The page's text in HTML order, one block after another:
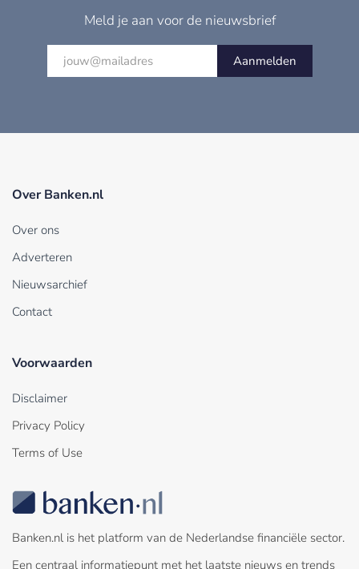
Meld je aan voor de nieuwsbrief
Aanmelden
Over Banken.nl
Over ons
Adverteren
Nieuwsarchief
Contact
Voorwaarden
Disclaimer
Privacy Policy
Terms of Use
Banken.nl is het platform van de Nederlandse financiële sector.
Een centraal informatiepunt met het laatste nieuws en trends